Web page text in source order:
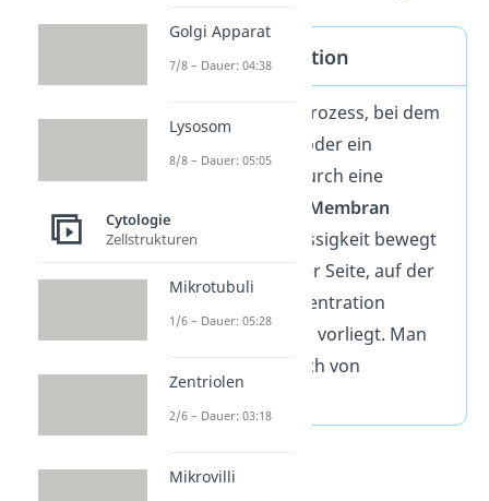
Osmose Definition
ist ein Prozess, bei dem
eine Flüssigkeit oder ein
Lösungsmittel durch eine
semipermeable Membran
wandert. Die Flüssigkeit bewegt
sich immer zu der Seite, auf der
die höhere Konzentration
gelöster Teilchen vorliegt. Man
spricht dabei auch von
Golgi Apparat
7/8 – Dauer: 04:38
Lysosom
8/8 – Dauer: 05:05
Cytologie
Zellstrukturen
Mikrotubuli
1/6 – Dauer: 05:28
Zentriolen
2/6 – Dauer: 03:18
Mikrovilli